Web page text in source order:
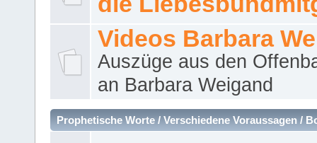
Videos Barbara
Auszüge aus den
an Barbara Weigand
Prophetische Worte / Verschiedene Voraussagen /